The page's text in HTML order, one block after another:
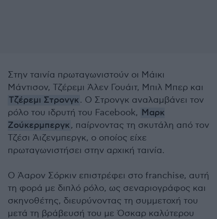
Στην ταινία πρωταγωνιστούν οι Μάικι
Μάντισον, Τζέρεμι Άλεν Γουάιτ, Μπιλ Μπερ και
Τζέρεμι Στρονγκ. Ο Στρονγκ αναλαμβάνει τον
ρόλο του ιδρυτή του Facebook, Μαρκ
Ζούκερμπεργκ, παίρνοντας τη σκυτάλη από τον
Τζέσι Άιζενμπεργκ, ο οποίος είχε
πρωταγωνιστήσει στην αρχική ταινία.
Ο Άαρον Σόρκιν επιστρέφει στο franchise, αυτή
τη φορά με διπλό ρόλο, ως σεναριογράφος και
σκηνοθέτης, διευρύνοντας τη συμμετοχή του
μετά τη βράβευσή του με Όσκαρ καλύτερου